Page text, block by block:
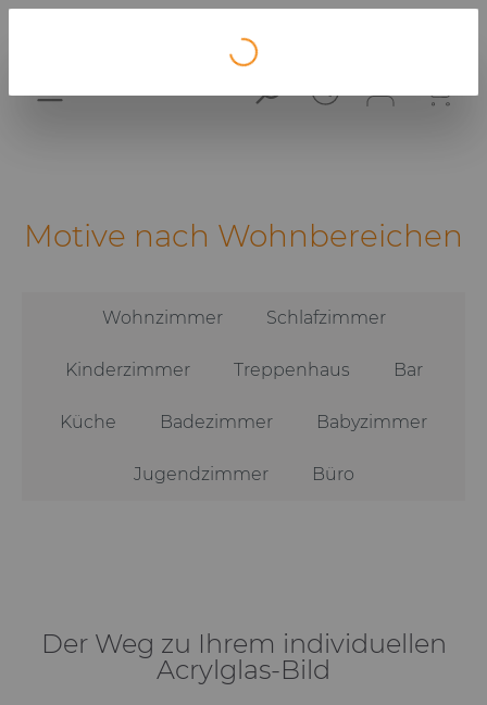
Motive nach Wohnbereichen
Wohnzimmer Schlafzimmer
Kinderzimmer Treppenhaus Bar
Küche Badezimmer Babyzimmer
Jugendzimmer Büro
Der Weg zu Ihrem individuellen
Acrylglas-Bild
Loading...